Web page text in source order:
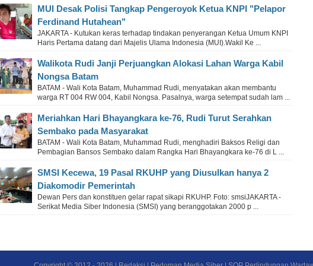
MUI Desak Polisi Tangkap Pengeroyok Ketua KNPI "Pelapor
Ferdinand Hutahean"
JAKARTA - Kutukan keras terhadap tindakan penyerangan Ketua Umum KNPI
Haris Pertama datang dari Majelis Ulama Indonesia (MUI).Wakil Ke ...
Walikota Rudi Janji Perjuangkan Alokasi Lahan Warga Kabil
Nongsa Batam
BATAM - Wali Kota Batam, Muhammad Rudi, menyatakan akan membantu
warga RT 004 RW 004, Kabil Nongsa. Pasalnya, warga setempat sudah lam ...
Meriahkan Hari Bhayangkara ke-76, Rudi Turut Serahkan
Sembako pada Masyarakat
BATAM - Wali Kota Batam, Muhammad Rudi, menghadiri Baksos Religi dan
Pembagian Bansos Sembako dalam Rangka Hari Bhayangkara ke-76 di L ...
SMSI Kecewa, 19 Pasal RKUHP yang Diusulkan hanya 2
Diakomodir Pemerintah
Dewan Pers dan konstituen gelar rapat sikapi RKUHP. Foto: smsiJAKARTA -
Serikat Media Siber Indonesia (SMSI) yang beranggotakan 2000 p ...